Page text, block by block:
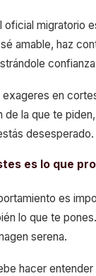
oficial migratorio
amable, haz
exageres en
de la que te
desesperado.
es lo que
es
lo que te
serena.
hacer